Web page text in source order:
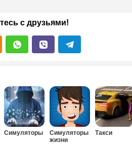
с друзьями!
Симуляторы
Симуляторы
жизни
Такси